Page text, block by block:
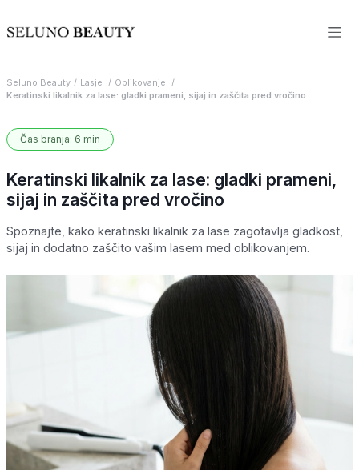
Seluno Beauty Lasje
Oblikovanje
Keratinski likalnik za lase: gladki prameni, sijaj in zaščita pred vročino
Čas branja: 6 min
Keratinski likalnik za lase: gladki prameni,
sijaj in zaščita pred vročino
Spoznajte, kako keratinski likalnik za lase zagotavlja gladkost,
sijaj in dodatno zaščito vašim lasem med oblikovanjem.